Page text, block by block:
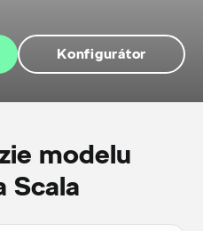
Konfigurátor
modelu
Scala